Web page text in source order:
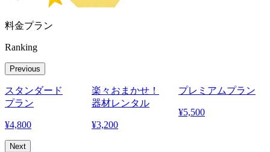
料金プラン
Ranking
Previous
スタンダード
プラン
¥4,800
楽々おまかせ！
器材レンタル
¥3,200
プレミアムプラン
¥5,500
Next